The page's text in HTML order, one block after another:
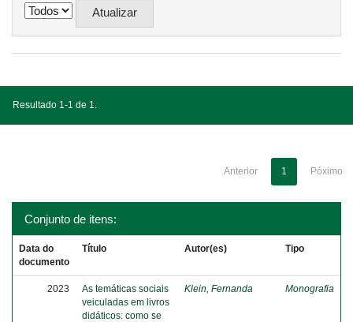
Resultado 1-1 de 1.
Anterior 1 Póximo
Conjunto de itens:
Data do
documento
Título Autor(es) Tipo
2023
As temáticas sociais
veiculadas em livros
didáticos: como se
Klein, Fernanda Monografia